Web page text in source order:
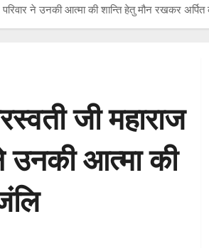
ने उनकी आत्मा की शान्ति हेतु मौन रखकर अर्पित
जी महाराज
उनकी आत्मा की